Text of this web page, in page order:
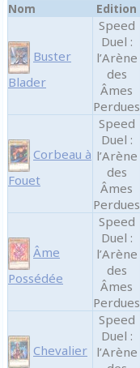
Nom Edition
Buster
Blader
Speed
Duel :
l’Arène
des
Âmes
Perdues
Corbeau à
Fouet
Speed
Duel :
l’Arène
des
Âmes
Perdues
Âme
Possédée
Speed
Duel :
l’Arène
des
Âmes
Perdues
Chevalier
Speed
Duel :
l’Arène